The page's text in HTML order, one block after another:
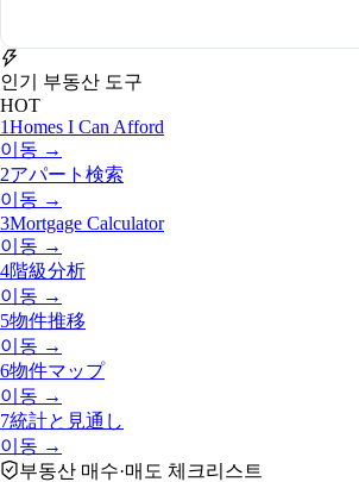
인기 부동산 도구
HOT
1Homes I Can Afford
이동 →
2アパート検索
이동 →
3Mortgage Calculator
이동 →
4階級分析
이동 →
5物件推移
이동 →
6物件マップ
이동 →
7統計と見通し
이동 →
부동산 매수·매도 체크리스트